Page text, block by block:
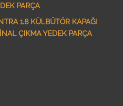
PARÇA
1.8 KÜLBÜTÖR KAPAĞI
ÇIKMA YEDEK PARÇA